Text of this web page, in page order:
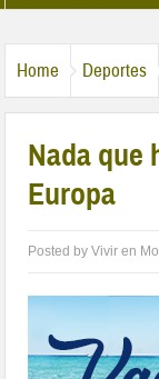
Home Deportes
Nada que
Europa
Posted byVivir en